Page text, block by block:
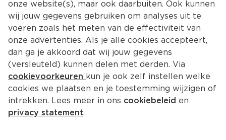
onze website(s), maar ook daarbuiten. Ook kunnen
wij jouw gegevens gebruiken om analyses uit te
voeren zoals het meten van de effectiviteit van
onze advertenties. Als je alle cookies accepteert,
dan ga je akkoord dat wij jouw gegevens
(versleuteld) kunnen delen met derden. Via
cookievoorkeuren kun je ook zelf instellen welke
cookies we plaatsen en je toestemming wijzigen of
intrekken. Lees meer in ons cookiebeleid en
privacy statement.